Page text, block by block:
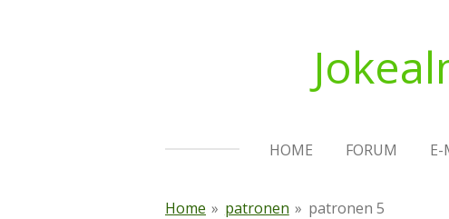
HOME FORUM E-
Home » patronen » patronen 5